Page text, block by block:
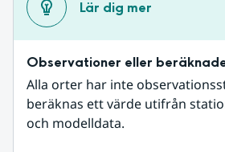
Lär dig mer
Observationer eller
Alla orter har inte
beräknas ett värde utifrån
och modelldata.